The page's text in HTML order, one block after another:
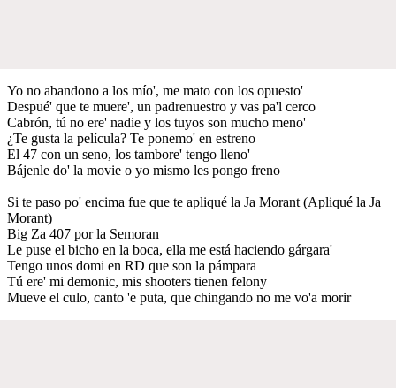
Yo no abandono a los mío', me mato con los opuesto'
Despué' que te muere', un padrenuestro y vas pa'l cerco
Cabrón, tú no ere' nadie y los tuyos son mucho meno'
¿Te gusta la película? Te ponemo' en estreno
El 47 con un seno, los tambore' tengo lleno'
Bájenle do' la movie o yo mismo les pongo freno
Si te paso po' encima fue que te apliqué la Ja Morant (Apliqué la Ja
Morant)
Big Za 407 por la Semoran
Le puse el bicho en la boca, ella me está haciendo gárgara'
Tengo unos domi en RD que son la pámpara
Tú ere' mi demonic, mis shooters tienen felony
Mueve el culo, canto 'e puta, que chingando no me vo'a morir